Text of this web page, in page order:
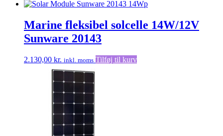
Marine fleksibel solcelle 14W/12V
Sunware 20143
2.130,00 kr. inkl. moms Tilføj til kurv